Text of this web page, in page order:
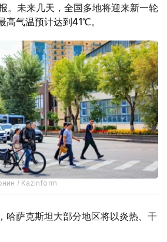
。未来几天，全国多地将迎来新一轮
高气温预计达到41℃。
/ Kazinform
哈萨克斯坦大部分地区将以炎热、干